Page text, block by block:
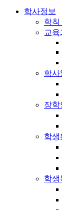
학사정보
학칙
교육
학사
장학
학생
학생